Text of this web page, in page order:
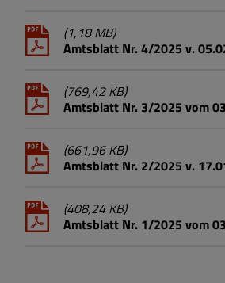
(1,18 MB)
Amtsblatt Nr. 4/2025 v.
(769,42 KB)
Amtsblatt Nr. 3/2025 vom
(661,96 KB)
Amtsblatt Nr. 2/2025 v.
(408,24 KB)
Amtsblatt Nr. 1/2025 vom